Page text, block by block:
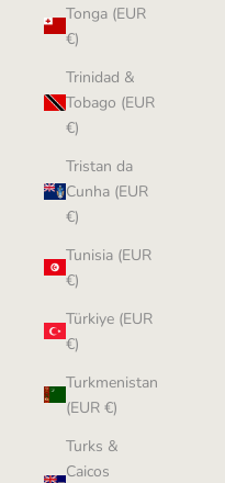
Tonga (EUR
€)
Trinidad &
Tobago (EUR
€)
Tristan da
Cunha (EUR
€)
Tunisia (EUR
€)
Türkiye (EUR
€)
Turkmenistan
(EUR €)
Turks &
Caicos